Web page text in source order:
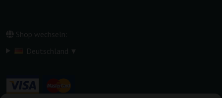
Shop wechseln:
Deutschland ▾